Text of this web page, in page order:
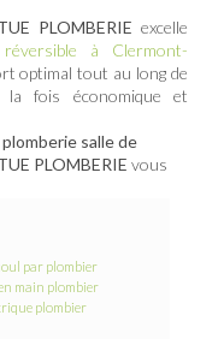
PLOMBERIE excelle
à Clermont-
optimal tout au long de
la fois économique et
salle de
PLOMBERIE vous
par plombier
main plombier
plombier